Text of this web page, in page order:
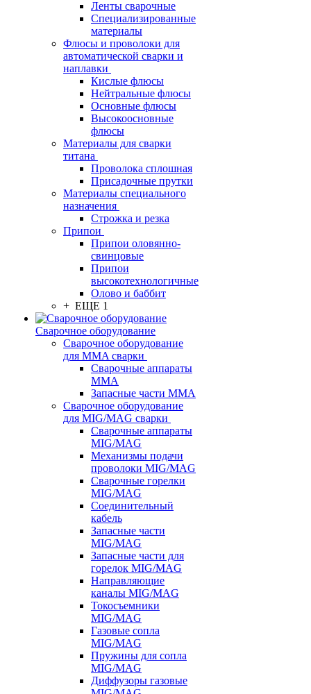
Ленты сварочные
Специализированные
материалы
Флюсы и проволоки для
автоматической сварки и
наплавки
Кислые флюсы
Нейтральные флюсы
Основные флюсы
Высокоосновные
флюсы
Материалы для сварки
титана
Проволока сплошная
Присадочные прутки
Материалы специального
назначения
Строжка и резка
Припои
Припои оловянно-
свинцовые
Припои
высокотехнологичные
Олово и баббит
+ ЕЩЕ 1
Сварочное оборудование
Сварочное оборудование
для MMA сварки
Сварочные аппараты
MMA
Запасные части MMA
Сварочное оборудование
для MIG/MAG сварки
Сварочные аппараты
MIG/MAG
Механизмы подачи
проволоки MIG/MAG
Сварочные горелки
MIG/MAG
Соединительный
кабель
Запасные части
MIG/MAG
Запасные части для
горелок MIG/MAG
Направляющие
каналы MIG/MAG
Токосъемники
MIG/MAG
Газовые сопла
MIG/MAG
Пружины для сопла
MIG/MAG
Диффузоры газовые